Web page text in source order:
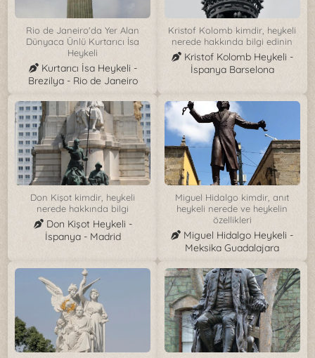
Rio de Janeiro'da Yer Alan
Dünyaca Ünlü Kurtarıcı İsa
Heykeli
Kurtarıcı İsa Heykeli -
Brezilya - Rio de Janeiro
Kristof Kolomb kimdir, heykeli
nerede hakkında bilgi edinin
Kristof Kolomb Heykeli -
İspanya Barselona
Don Kişot kimdir, heykeli
nerede hakkında bilgi
Don Kişot Heykeli -
İspanya - Madrid
Miguel Hidalgo kimdir, anıt
heykeli nerede ve heykelin
özellikleri
Miguel Hidalgo Heykeli -
Meksika Guadalajara